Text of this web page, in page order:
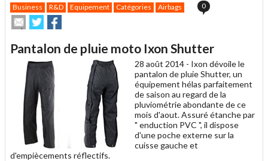
Business R&D Equipement Catégories Airbags 0
Envoyer
cet
à
Partager
sur
sur
Pantalon de pluie moto Ixon Shutter
28 août 2014 - Ixon dévoile le
pantalon de pluie Shutter, un
équipement hélas parfaitement
de saison au regard de la
pluviométrie abondante de ce
mois d'aout. Assuré étanche par
" enduction PVC ", il dispose
d'une poche externe sur la
cuisse gauche et
d'empiècements réflectifs.